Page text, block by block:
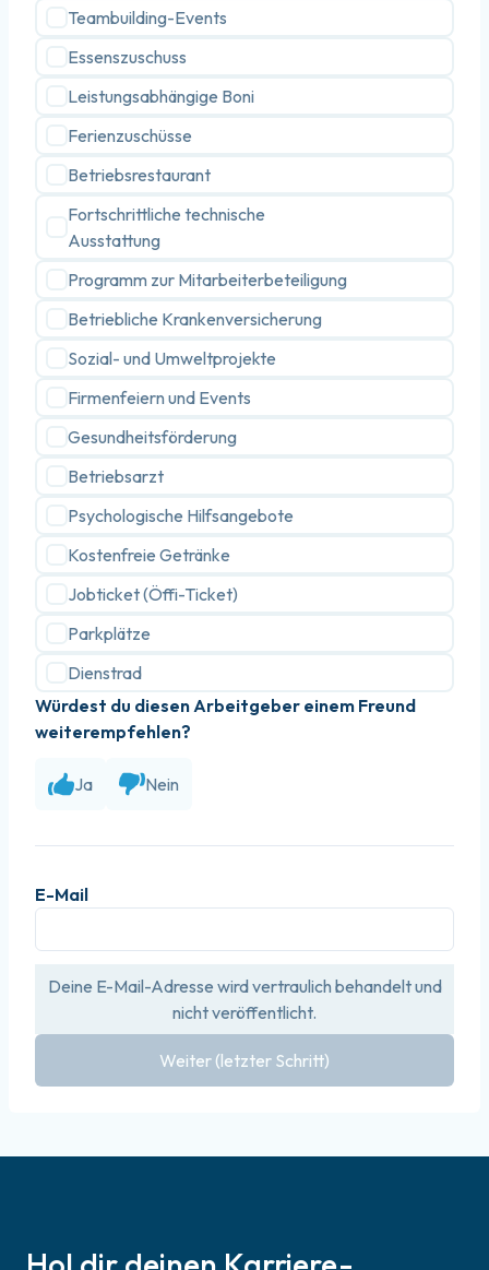
Teambuilding-Events
Essenszuschuss
Leistungsabhängige Boni
Ferienzuschüsse
Betriebsrestaurant
Fortschrittliche technische
Ausstattung
Programm zur Mitarbeiterbeteiligung
Betriebliche Krankenversicherung
Sozial- und Umweltprojekte
Firmenfeiern und Events
Gesundheitsförderung
Betriebsarzt
Psychologische Hilfsangebote
Kostenfreie Getränke
Jobticket (Öffi-Ticket)
Parkplätze
Dienstrad
Würdest du diesen Arbeitgeber einem Freund
weiterempfehlen?
Ja Nein
E-Mail
Deine E-Mail-Adresse wird vertraulich behandelt und
nicht veröffentlicht.
Weiter (letzter Schritt)